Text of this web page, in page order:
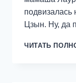
Цзын. Ну, да
ЧИТАТЬ